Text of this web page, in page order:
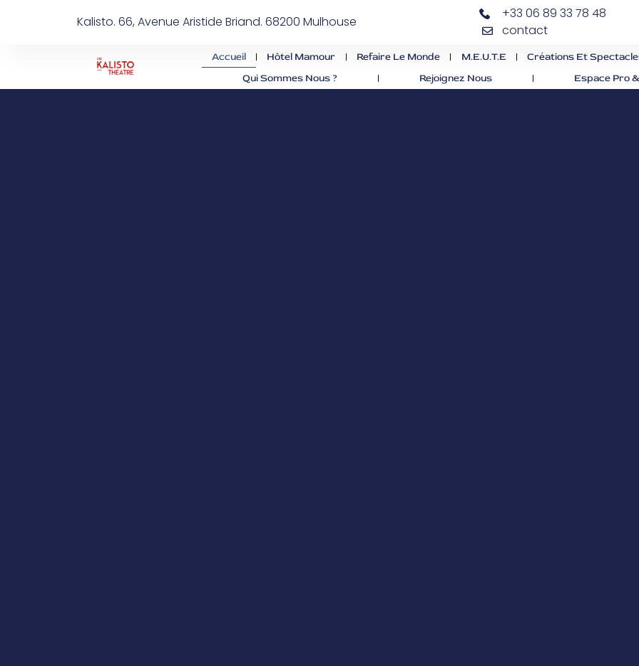
Kalisto. 66, Avenue Aristide Briand. 68200 Mulhouse
+33 06 89 33 78 48
contact
Accueil Hôtel Mamour Refaire Le Monde M.E.U.T.E Créations Et
Qui Sommes Nous ?
Rejoignez Nous Espace Pro